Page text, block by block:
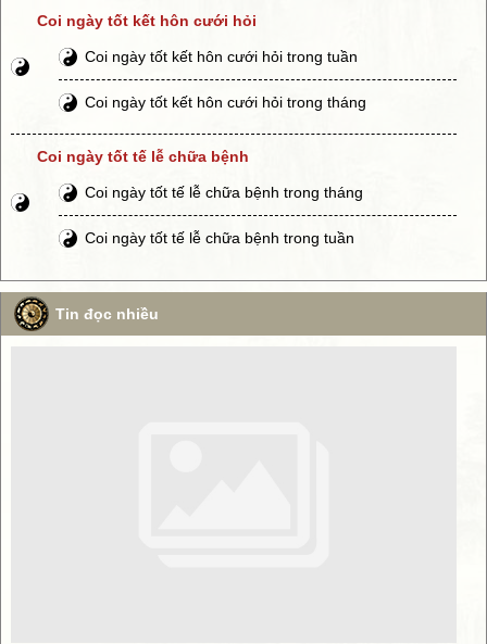
Coi ngày tốt kết hôn cưới hỏi
Coi ngày tốt kết hôn cưới hỏi trong tuần
Coi ngày tốt kết hôn cưới hỏi trong tháng
Coi ngày tốt tế lễ chữa bệnh
Coi ngày tốt tế lễ chữa bệnh trong tháng
Coi ngày tốt tế lễ chữa bệnh trong tuần
Tin đọc nhiều